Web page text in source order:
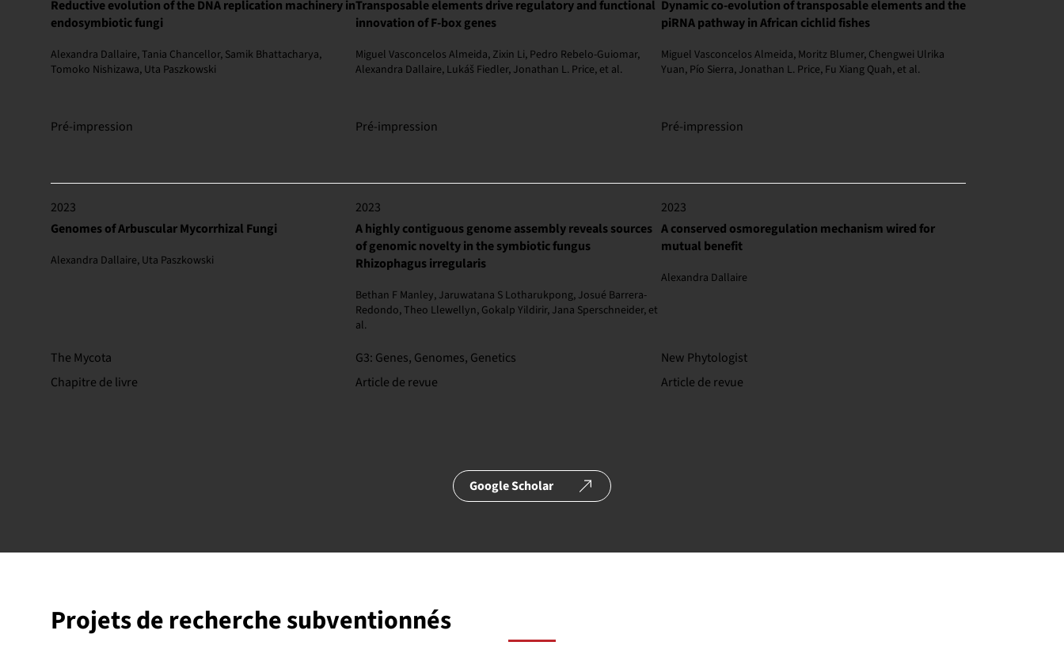
Reductive evolution of the DNA replication machinery in
endosymbiotic fungi
Alexandra Dallaire, Tania Chancellor, Samik Bhattacharya,
Tomoko Nishizawa, Uta Paszkowski
Pré-impression
Transposable elements drive regulatory and functional
innovation of F-box genes
Miguel Vasconcelos Almeida, Zixin Li, Pedro Rebelo-Guiomar,
Alexandra Dallaire, Lukáš Fiedler, Jonathan L. Price, et al.
Pré-impression
Dynamic co-evolution of transposable elements and the
piRNA pathway in African cichlid fishes
Miguel Vasconcelos Almeida, Moritz Blumer, Chengwei Ulrika
Yuan, Pío Sierra, Jonathan L. Price, Fu Xiang Quah, et al.
Pré-impression
2023
Genomes of Arbuscular Mycorrhizal Fungi
Alexandra Dallaire, Uta Paszkowski
Chapitre de livre
The Mycota
2023
A highly contiguous genome assembly reveals sources
of genomic novelty in the symbiotic fungus
Rhizophagus irregularis
Bethan F Manley, Jaruwatana S Lotharukpong, Josué Barrera-
Redondo, Theo Llewellyn, Gokalp Yildirir, Jana Sperschneider, et
al.
Article de revue
G3: Genes, Genomes, Genetics
2023
A conserved osmoregulation mechanism wired for
mutual benefit
Alexandra Dallaire
Article de revue
New Phytologist
Google Scholar
Projets de recherche subventionnés